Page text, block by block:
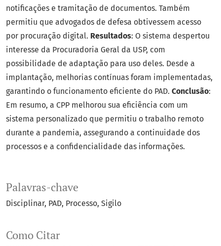
Palavras-chave
Disciplinar PAD Processo Sigilo
Como Citar
notificações e tramitação de documentos. Também
permitiu que advogados de defesa obtivessem acesso
por procuração digital. Resultados: O sistema despertou
interesse da Procuradoria Geral da USP, com
possibilidade de adaptação para uso deles. Desde a
implantação, melhorias contínuas foram implementadas,
garantindo o funcionamento eficiente do PAD. Conclusão:
Em resumo, a CPP melhorou sua eficiência com um
sistema personalizado que permitiu o trabalho remoto
durante a pandemia, assegurando a continuidade dos
processos e a confidencialidade das informações.